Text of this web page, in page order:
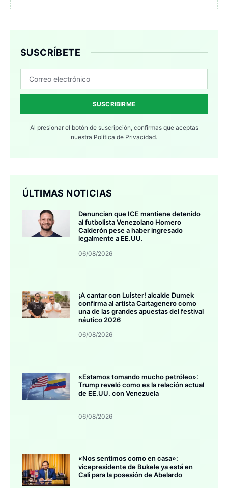
SUSCRÍBETE
SUSCRIBIRME
Al presionar el botón de suscripción, confirmas que aceptas
nuestra Política de Privacidad.
ÚLTIMAS NOTICIAS
Denuncian que ICE mantiene detenido
al futbolista Venezolano Homero
Calderón pese a haber ingresado
legalmente a EE.UU.
06/08/2026
¡A cantar con Luister! alcalde Dumek
confirma al artista Cartagenero como
una de las grandes apuestas del festival
náutico 2026
06/08/2026
«Estamos tomando mucho petróleo»:
Trump reveló como es la relación actual
de EE.UU. con Venezuela
06/08/2026
«Nos sentimos como en casa»:
vicepresidente de Bukele ya está en
Cali para la posesión de Abelardo